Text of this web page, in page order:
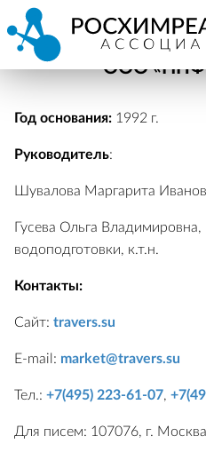
ООО «НПФ
Год основания: 1992 г.
Руководитель:
Шувалова Маргарита
Гусева Ольга Владимировна,
водоподготовки, к.т.н.
Контакты:
Сайт: travers.su
E-mail: market@travers.su
Тел.: +7(495) 223-61-07,
Для писем: 107076, г.